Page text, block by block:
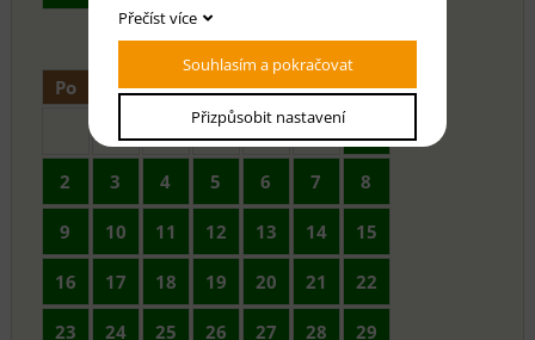
Po Út St Čt Pá So
Ne
2 3 4 5 6 7 8
9 10 11 12 13 14 15
16 17 18 19 20 21 22
23 24 25 26 27 28 29
Přečíst více
Souhlasím a pokračovat
Přizpůsobit nastavení